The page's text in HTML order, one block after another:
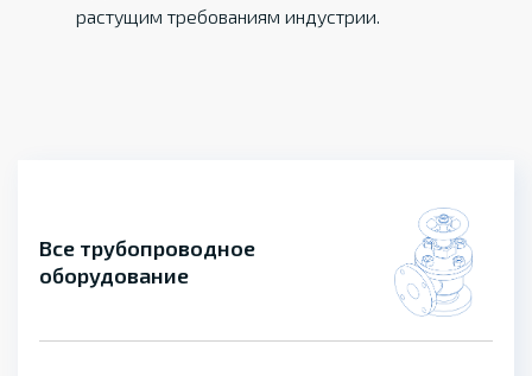
растущим требованиям индустрии.
Все трубопроводное
оборудование